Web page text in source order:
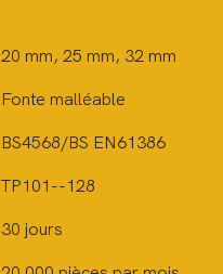
20 mm, 25 mm, 32 mm
Fonte malléable
BS4568/BS EN61386
TP101--128
30 jours